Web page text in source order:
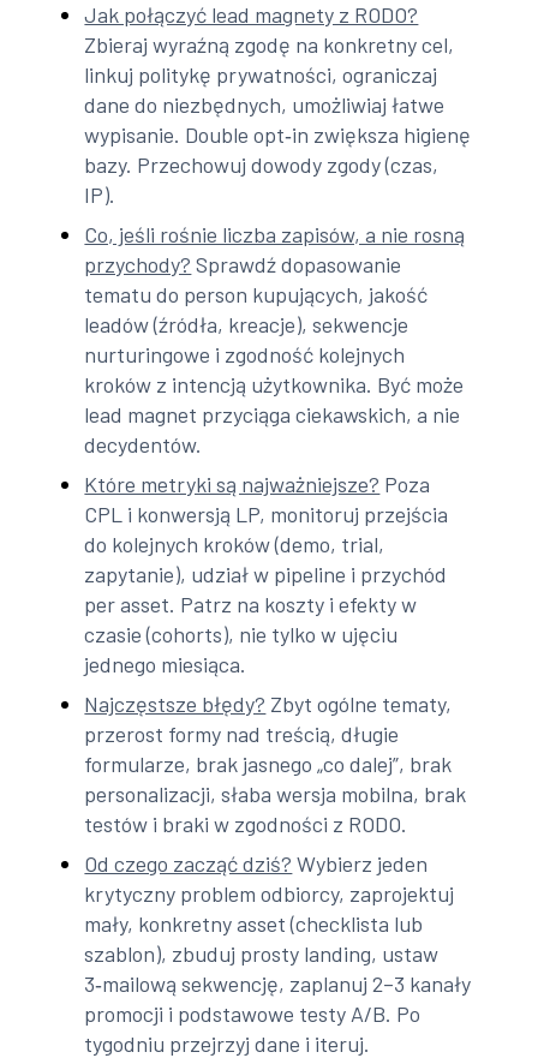
Jak połączyć lead magnety z RODO?
Zbieraj wyraźną zgodę na konkretny cel,
linkuj politykę prywatności, ograniczaj
dane do niezbędnych, umożliwiaj łatwe
wypisanie. Double opt‑in zwiększa higienę
bazy. Przechowuj dowody zgody (czas,
IP).
Co, jeśli rośnie liczba zapisów, a nie rosną
przychody? Sprawdź dopasowanie
tematu do person kupujących, jakość
leadów (źródła, kreacje), sekwencje
nurturingowe i zgodność kolejnych
kroków z intencją użytkownika. Być może
lead magnet przyciąga ciekawskich, a nie
decydentów.
Które metryki są najważniejsze? Poza
CPL i konwersją LP, monitoruj przejścia
do kolejnych kroków (demo, trial,
zapytanie), udział w pipeline i przychód
per asset. Patrz na koszty i efekty w
czasie (cohorts), nie tylko w ujęciu
jednego miesiąca.
Najczęstsze błędy? Zbyt ogólne tematy,
przerost formy nad treścią, długie
formularze, brak jasnego „co dalej”, brak
personalizacji, słaba wersja mobilna, brak
testów i braki w zgodności z RODO.
Od czego zacząć dziś? Wybierz jeden
krytyczny problem odbiorcy, zaprojektuj
mały, konkretny asset (checklista lub
szablon), zbuduj prosty landing, ustaw
3‑mailową sekwencję, zaplanuj 2–3 kanały
promocji i podstawowe testy A/B. Po
tygodniu przejrzyj dane i iteruj.